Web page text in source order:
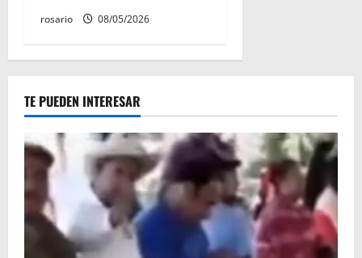
rosario 08/05/2026
TE PUEDEN INTERESAR